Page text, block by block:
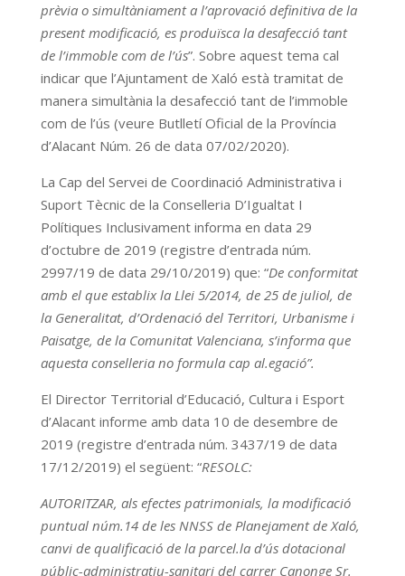
prèvia o simultàniament a l’aprovació definitiva de la
present modificació, es produïsca la desafecció tant
de l’immoble com de l’ús”. Sobre aquest tema cal
indicar que l’Ajuntament de Xaló està tramitat de
manera simultània la desafecció tant de l’immoble
com de l’ús (veure Butlletí Oficial de la Província
d’Alacant Núm. 26 de data 07/02/2020).
La Cap del Servei de Coordinació Administrativa i
Suport Tècnic de la Conselleria D’Igualtat I
Polítiques Inclusivament informa en data 29
d’octubre de 2019 (registre d’entrada núm.
2997/19 de data 29/10/2019) que: “De conformitat
amb el que establix la Llei 5/2014, de 25 de juliol, de
la Generalitat, d’Ordenació del Territori, Urbanisme i
Paisatge, de la Comunitat Valenciana, s’informa que
aquesta conselleria no formula cap al.egació”.
El Director Territorial d’Educació, Cultura i Esport
d’Alacant informe amb data 10 de desembre de
2019 (registre d’entrada núm. 3437/19 de data
17/12/2019) el següent: “RESOLC:
AUTORITZAR, als efectes patrimonials, la modificació
puntual núm.14 de les NNSS de Planejament de Xaló,
canvi de qualificació de la parcel.la d’ús dotacional
públic-administratiu-sanitari del carrer Canonge Sr.